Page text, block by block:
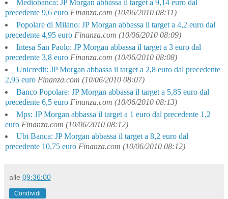
Mediobanca: JP Morgan abbassa il target a 9,14 euro dal
precedente 9,6 euro Finanza.com (10/06/2010 08:11)
Popolare di Milano: JP Morgan abbassa il target a 4,2 euro dal
precedente 4,95 euro Finanza.com (10/06/2010 08:09)
Intesa San Paolo: JP Morgan abbassa il target a 3 euro dal
precedente 3,8 euro Finanza.com (10/06/2010 08:08)
Unicredit: JP Morgan abbassa il target a 2,8 euro dal precedente
2,95 euro Finanza.com (10/06/2010 08:07)
Banco Popolare: JP Morgan abbassa il target a 5,85 euro dal
precedente 6,5 euro Finanza.com (10/06/2010 08:13)
Mps: JP Morgan abbassa il target a 1 euro dal precedente 1,2
euro Finanza.com (10/06/2010 08:12)
Ubi Banca: JP Morgan abbassa il target a 8,2 euro dal
precedente 10,75 euro Finanza.com (10/06/2010 08:12)
alle 09:36:00
Condividi